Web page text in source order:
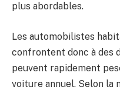
plus abordables.
Les automobilistes
confrontent donc à des
peuvent rapidement
voiture annuel. Selon la